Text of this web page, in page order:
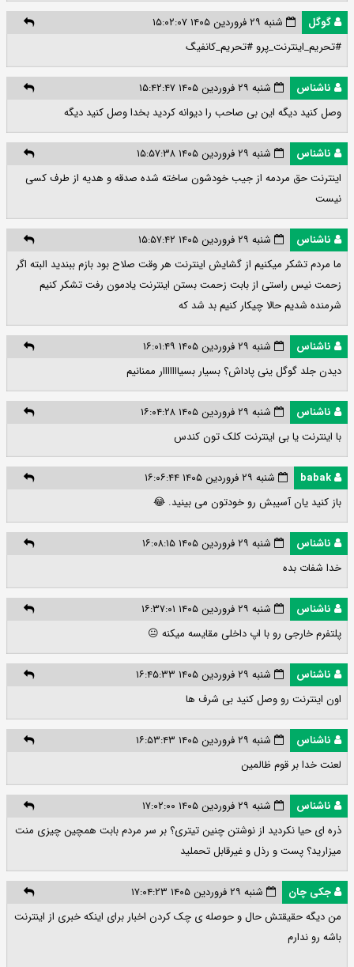
گوگل
شنبه ۲۹ فروردین ۱۴۰۵ ۱۵:۰۲:۰۷
#تحریم_اینترنت_پرو #تحریم_کانفیگ
ناشناس
شنبه ۲۹ فروردین ۱۴۰۵ ۱۵:۴۲:۴۷
وصل کنید دیگه این بی صاحب را دیوانه کردید بخدا وصل کنید دیگه
ناشناس
شنبه ۲۹ فروردین ۱۴۰۵ ۱۵:۵۷:۳۸
اینترنت حق مردمه از جیب خودشون ساخته شده صدقه و هدیه از طرف کسی
نیست
ناشناس
شنبه ۲۹ فروردین ۱۴۰۵ ۱۵:۵۷:۴۲
ما مردم تشکر میکنیم از گشایش اینترنت هر وقت صلاح بود بازم ببندید البته اگر
زحمت نیس راستی از بابت زحمت بستن اینترنت یادمون رفت تشکر کنیم
شرمنده شدیم حالا چیکار کنیم بد شد که
ناشناس
شنبه ۲۹ فروردین ۱۴۰۵ ۱۶:۰۱:۴۹
دیدن جلد گوگل ینی پاداش؟ بسیار بسیااااااار ممنانیم
ناشناس
شنبه ۲۹ فروردین ۱۴۰۵ ۱۶:۰۴:۲۸
با اینترنت یا بی اینترنت کلک تون کندس
شنبه ۲۹ فروردین ۱۴۰۵ ۱۶:۰۶:۴۴
باز کنید یان آسیبش رو خودتون می بینید. 😂
ناشناس
شنبه ۲۹ فروردین ۱۴۰۵ ۱۶:۰۸:۱۵
خدا شفات بده
ناشناس
شنبه ۲۹ فروردین ۱۴۰۵ ۱۶:۳۷:۰۱
پلتفرم ‌خارجی رو با اپ داخلی مقایسه میکنه 😐
ناشناس
شنبه ۲۹ فروردین ۱۴۰۵ ۱۶:۴۵:۳۳
اون اینترنت رو وصل کنید بی شرف ها
ناشناس
شنبه ۲۹ فروردین ۱۴۰۵ ۱۶:۵۳:۴۳
لعنت خدا بر قوم ظالمین
ناشناس
شنبه ۲۹ فروردین ۱۴۰۵ ۱۷:۰۲:۰۰
ذره ای حیا نکردید از نوشتن چنین تیتری؟ بر سر مردم بابت همچین چیزی منت
میزارید؟ پست و رذل و غیرقابل تحملید
جکی چان
شنبه ۲۹ فروردین ۱۴۰۵ ۱۷:۰۴:۲۳
من دیگه حقیقتش حال و حوصله ی چک کردن اخبار برای اینکه خبری از اینترنت
باشه رو ندارم